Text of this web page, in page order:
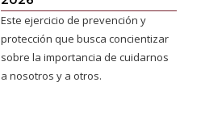
Este ejercicio de prevención y
protección que busca concientizar
sobre la importancia de cuidarnos
a nosotros y a otros.